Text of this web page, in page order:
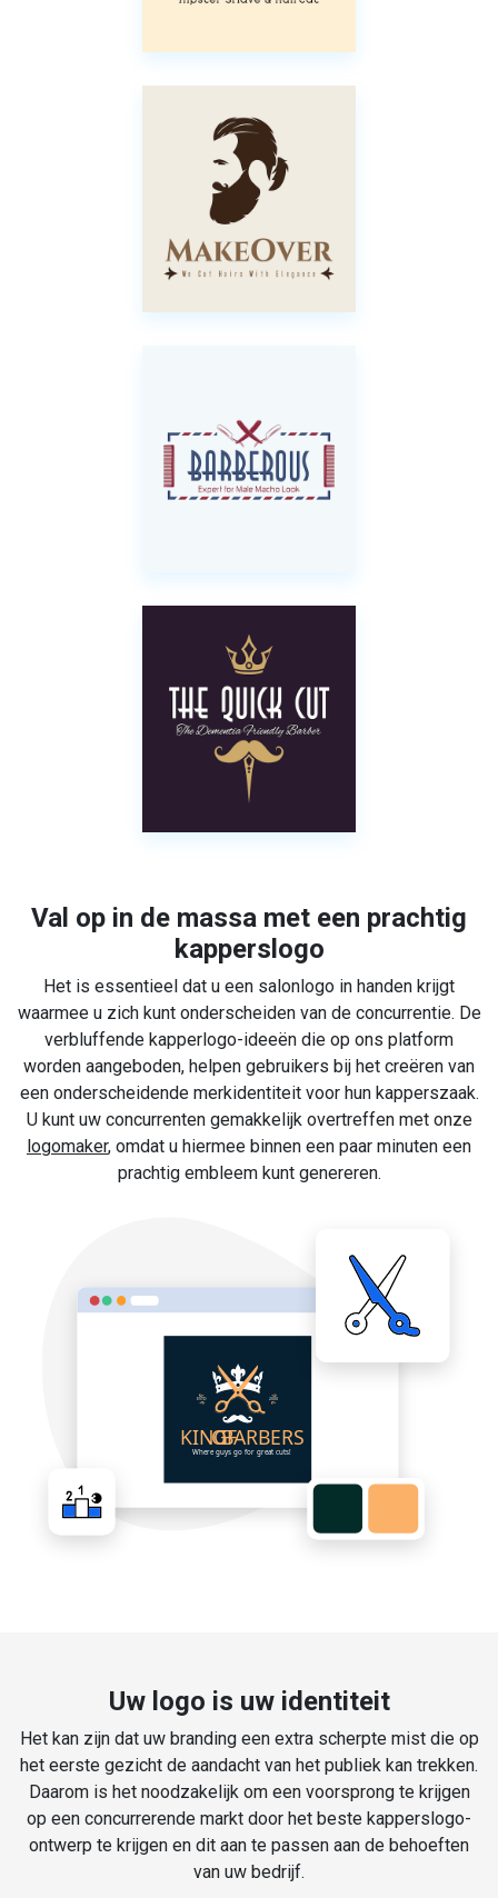
Val op in de massa met een prachtig
kapperslogo
Het is essentieel dat u een salonlogo in handen krijgt
waarmee u zich kunt onderscheiden van de concurrentie. De
verbluffende kapperlogo-ideeën die op ons platform
worden aangeboden, helpen gebruikers bij het creëren van
een onderscheidende merkidentiteit voor hun kapperszaak.
U kunt uw concurrenten gemakkelijk overtreffen met onze
logomaker, omdat u hiermee binnen een paar minuten een
prachtig embleem kunt genereren.
Uw logo is uw identiteit
Het kan zijn dat uw branding een extra scherpte mist die op
het eerste gezicht de aandacht van het publiek kan trekken.
Daarom is het noodzakelijk om een voorsprong te krijgen
op een concurrerende markt door het beste kapperslogo-
ontwerp te krijgen en dit aan te passen aan de behoeften
van uw bedrijf.